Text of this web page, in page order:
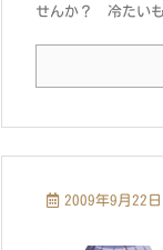
せんか？ 冷たい
2009年9月22日